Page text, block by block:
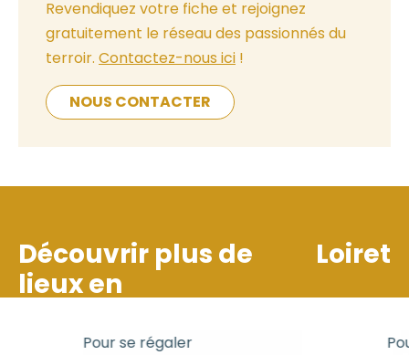
Revendiquez votre fiche et rejoignez
gratuitement le réseau des passionnés du
terroir. Contactez-nous ici !
NOUS CONTACTER
Découvrir plus de
lieux en
Loiret
Pour se régaler